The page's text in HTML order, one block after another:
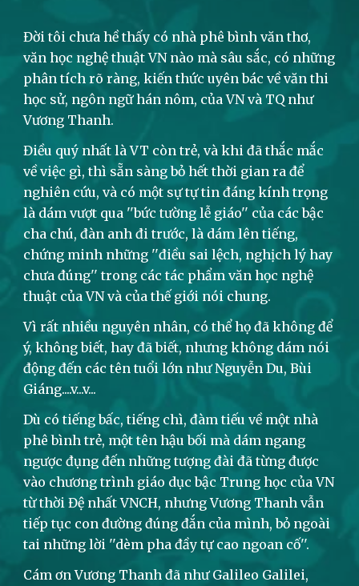
Đời tôi chưa hề thấy có nhà phê bình văn thơ,
văn học nghệ thuật VN nào mà sâu sắc, có những
phân tích rõ ràng, kiến thức uyên bác về văn thi
học sử, ngôn ngữ hán nôm, của VN và TQ như
Vương Thanh.
Điều quý nhất là VT còn trẻ, và khi đã thắc mắc
về việc gì, thì sẵn sàng bỏ hết thời gian ra để
nghiên cứu, và có một sự tự tin đáng kính trọng
là dám vượt qua ''bức tường lễ giáo'' của các bậc
cha chú, đàn anh đi trước, là dám lên tiếng,
chứng minh những ''điều sai lệch, nghịch lý hay
chưa đúng'' trong các tác phẩm văn học nghệ
thuật của VN và của thế giới nói chung.
Vì rất nhiều nguyên nhân, có thể họ đã không để
ý, không biết, hay đã biết, nhưng không dám nói
động đến các tên tuổi lớn như Nguyễn Du, Bùi
Giáng....v...v...
Dù có tiếng bấc, tiếng chì, đàm tiếu về một nhà
phê bình trẻ, một tên hậu bối mà dám ngang
ngược đụng đến những tượng đài đã từng được
vào chương trình giáo dục bậc Trung học của VN
từ thời Đệ nhất VNCH, nhưng Vương Thanh vẫn
tiếp tục con đường đúng đắn của mình, bỏ ngoài
tai những lời ''dèm pha đầy tự cao ngoan cố''.
Cám ơn Vương Thanh đã như Galileo Galilei,